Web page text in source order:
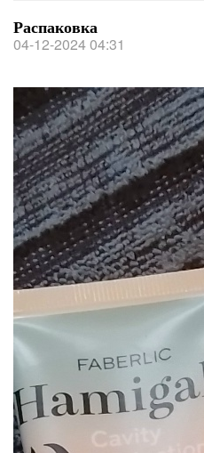
Распаковка
04-12-2024 04:31